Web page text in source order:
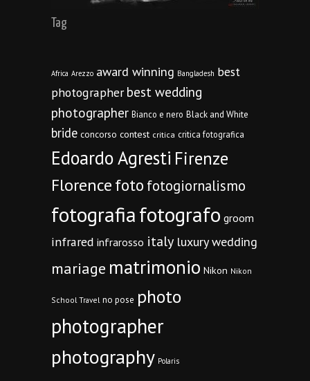
Tag
Africa Arezzo award winning Bangladesh best
photographer best wedding
photographer Bianco e nero Black and White
bride concorso contest critica critica fotografica
Edoardo Agresti Firenze
Florencefoto fotogiornalismo
fotografiafotografo groom
infrared infrarosso italy luxury wedding
mariage matrimonio Nikon Nikon
School Travel no pose photo
photographer
photography Polaris